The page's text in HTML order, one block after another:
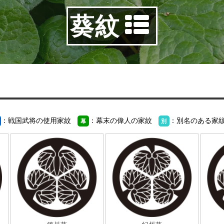
葵紋
：戦国武将の使用家紋 幕 ：幕末の偉人の家紋 別 ：別名のある家